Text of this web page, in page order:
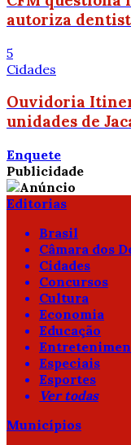
autoriza
5
Cidades
Ouvidoria
unidades de
Enquete
Publicidade
Editorias
Brasil
Câmara dos
Cidades
Concursos
Cultura
Economia
Educação
Especiais
Esportes
Ver todas
Municípios